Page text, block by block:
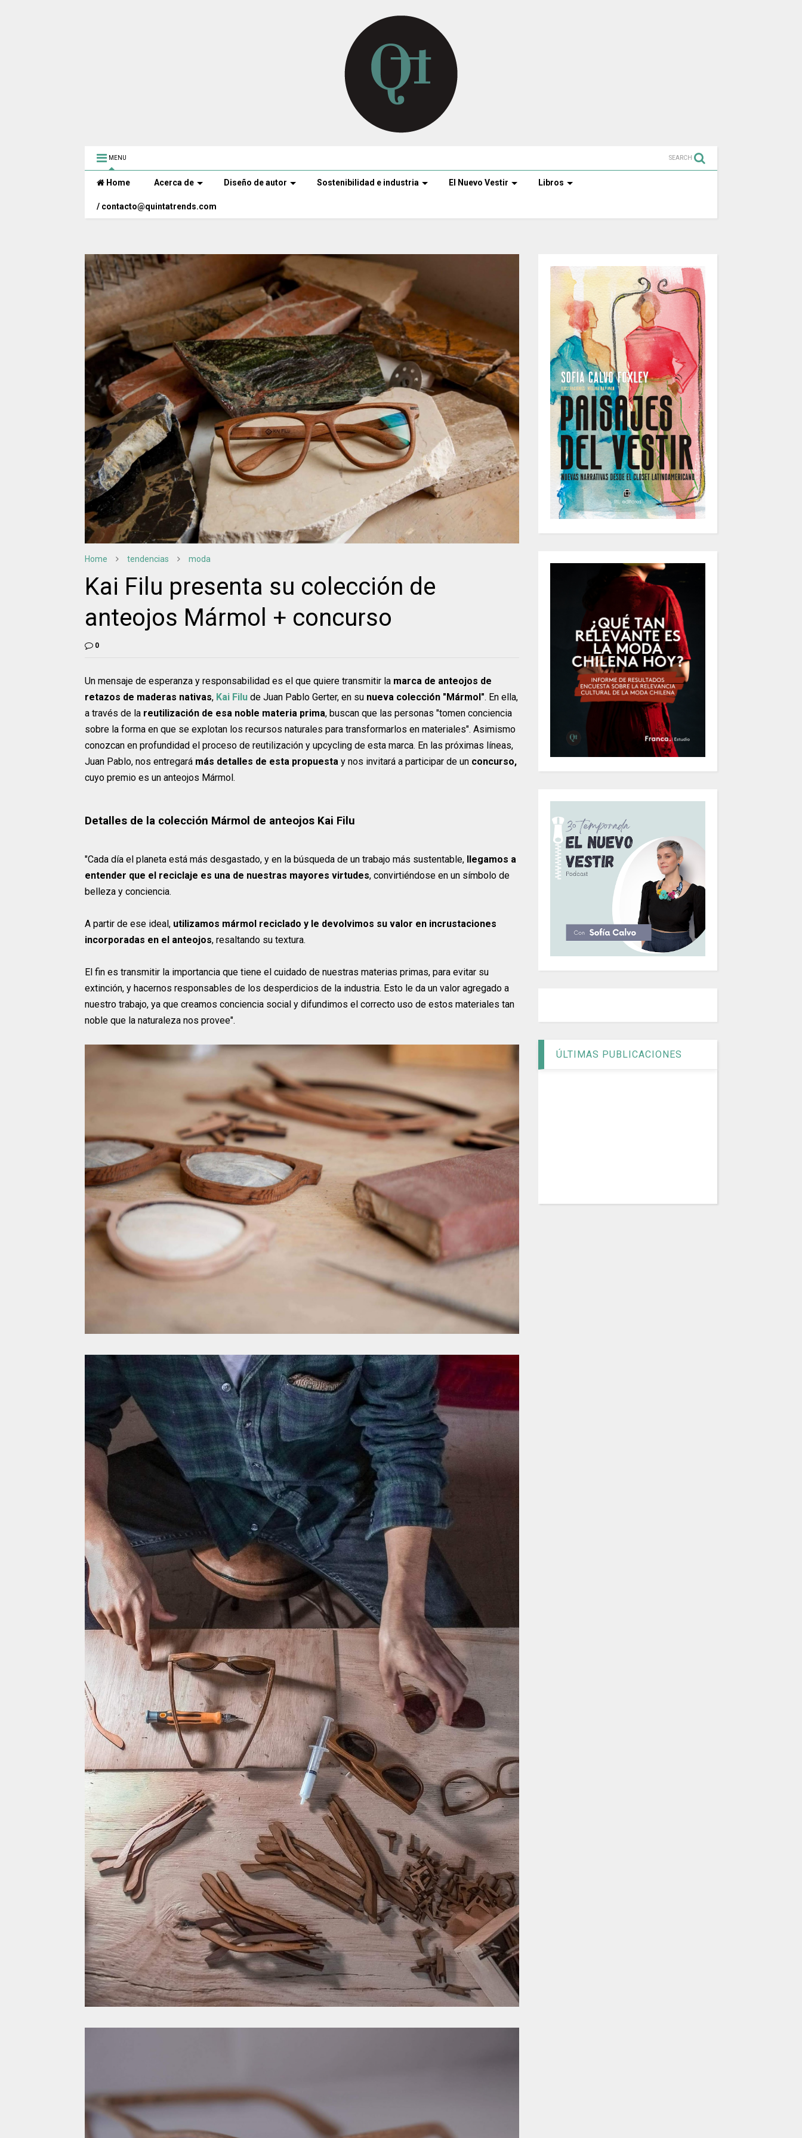
MENU SEARCH
Home Acerca de Diseño de autor Sostenibilidad e industria El Nuevo Vestir Libros
/ contacto@quintatrends.com
Home tendencias moda
Kai Filu presenta su colección de
anteojos Mármol + concurso
0
Un mensaje de esperanza y responsabilidad es el que quiere transmitir la marca de anteojos de
retazos de maderas nativas, Kai Filu de Juan Pablo Gerter, en su nueva colección "Mármol". En ella,
a través de la reutilización de esa noble materia prima, buscan que las personas "tomen conciencia
sobre la forma en que se explotan los recursos naturales para transformarlos en materiales". Asimismo
conozcan en profundidad el proceso de reutilización y upcycling de esta marca. En las próximas líneas,
Juan Pablo, nos entregará más detalles de esta propuesta y nos invitará a participar de un concurso,
cuyo premio es un anteojos Mármol.
Detalles de la colección Mármol de anteojos Kai Filu
"Cada día el planeta está más desgastado, y en la búsqueda de un trabajo más sustentable, llegamos a
entender que el reciclaje es una de nuestras mayores virtudes, convirtiéndose en un símbolo de
belleza y conciencia.
A partir de ese ideal, utilizamos mármol reciclado y le devolvimos su valor en incrustaciones
incorporadas en el anteojos, resaltando su textura.
El fin es transmitir la importancia que tiene el cuidado de nuestras materias primas, para evitar su
extinción, y hacernos responsables de los desperdicios de la industria. Esto le da un valor agregado a
nuestro trabajo, ya que creamos conciencia social y difundimos el correcto uso de estos materiales tan
noble que la naturaleza nos provee".
ÚLTIMAS PUBLICACIONES